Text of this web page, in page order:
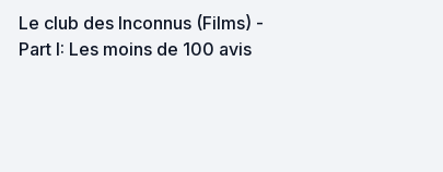
Le club des Inconnus (Films) -
Part I: Les moins de 100 avis